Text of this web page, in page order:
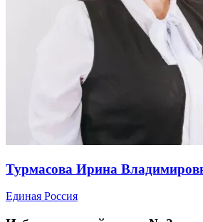
Турмасова Ирина
Единая Россия